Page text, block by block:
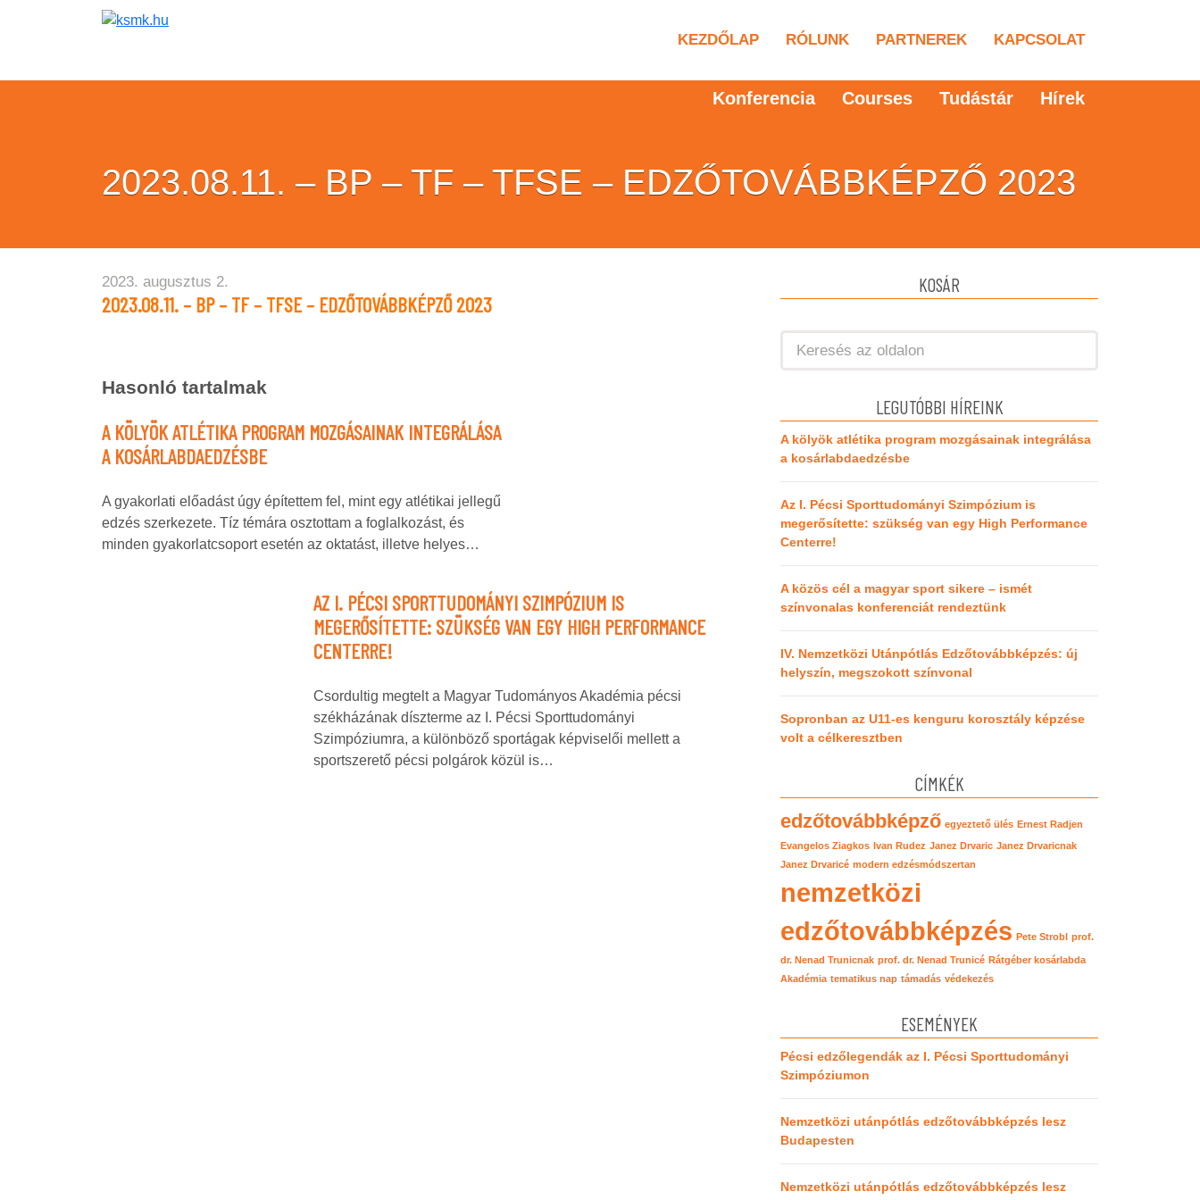
KEZDŐLAP RÓLUNK PARTNEREK KAPCSOLAT
Konferencia Courses Tudástár Hírek
2023.08.11. – BP – TF – TFSE – EDZŐTOVÁBBKÉPZŐ 2023
2023. augusztus 2.
2023.08.11. – BP – TF – TFSE – EDZŐTOVÁBBKÉPZŐ 2023
Hasonló tartalmak
A KÖLYÖK ATLÉTIKA PROGRAM MOZGÁSAINAK INTEGRÁLÁSA
A KOSÁRLABDAEDZÉSBE
A gyakorlati előadást úgy építettem fel, mint egy atlétikai jellegű
edzés szerkezete. Tíz témára osztottam a foglalkozást, és
minden gyakorlatcsoport esetén az oktatást, illetve helyes…
AZ I. PÉCSI SPORTTUDOMÁNYI SZIMPÓZIUM IS
MEGERŐSÍTETTE: SZÜKSÉG VAN EGY HIGH PERFORMANCE
CENTERRE!
Csordultig megtelt a Magyar Tudományos Akadémia pécsi
székházának díszterme az I. Pécsi Sporttudományi
Szimpóziumra, a különböző sportágak képviselői mellett a
sportszerető pécsi polgárok közül is…
KOSÁR
LEGUTÓBBI HÍREINK
A kölyök atlétika program mozgásainak integrálása
a kosárlabdaedzésbe
Az I. Pécsi Sporttudományi Szimpózium is
megerősítette: szükség van egy High Performance
Centerre!
A közös cél a magyar sport sikere – ismét
színvonalas konferenciát rendeztünk
IV. Nemzetközi Utánpótlás Edzőtovábbképzés: új
helyszín, megszokott színvonal
Sopronban az U11-es kenguru korosztály képzése
volt a célkeresztben
CÍMKÉK
edzőtovábbképző egyeztető ülés Ernest Radjen
Evangelos Ziagkos Ivan Rudez Janez Drvaric Janez Drvaricnak
Janez Drvaricé modern edzésmódszertan
nemzetközi
edzőtovábbképzés Pete Strobl prof.
dr. Nenad Trunicnak prof. dr. Nenad Trunicé Rátgéber kosárlabda
Akadémia tematikus nap támadás védekezés
ESEMÉNYEK
Pécsi edzőlegendák az I. Pécsi Sporttudományi
Szimpóziumon
Nemzetközi utánpótlás edzőtovábbképzés lesz
Budapesten
Nemzetközi utánpótlás edzőtovábbképzés lesz